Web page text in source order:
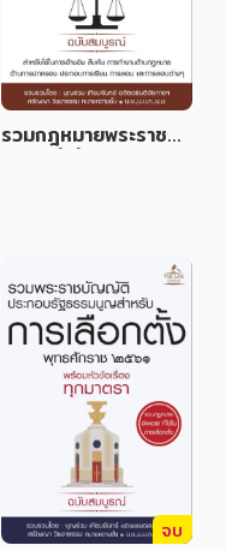
รวมกฎหมายพระราชบั
จบ